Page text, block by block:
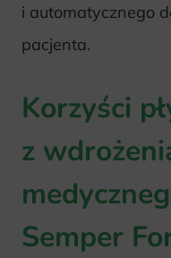
i automatycznego
pacjenta.
Korzyści
z
Semper